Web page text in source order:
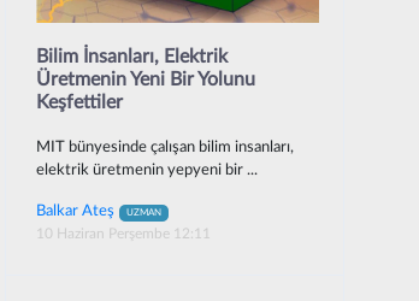
Bilim İnsanları, Elektrik
Üretmenin Yeni Bir Yolunu
Keşfettiler
MIT bünyesinde çalışan bilim insanları,
elektrik üretmenin yepyeni bir ...
Balkar Ateş UZMAN
10 Haziran Perşembe 12:11